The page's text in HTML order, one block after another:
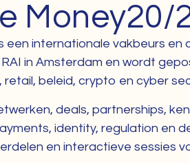
Money20/
een internationale vakbeurs en
in Amsterdam en wordt
beleid, crypto en cyber
deals, partnerships,
identity, regulation en
en interactieve sessies